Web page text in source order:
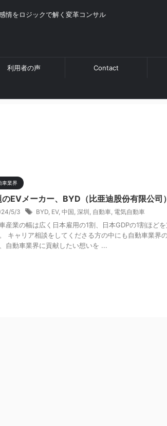
情をロジックで解く変革コンサル
利用者の声 Contact
車業界
のEVメーカー、BYD（比亜迪股份有限公司
5/3 BYD, EV, 中国, 深圳 , 自動車, 電気自動車
産業の幅は広く日本雇用の1割、日本GDPの1割ほど
キャリア相談をしてくださる方の中にも自動車業界
自動車業界に貢献したい想いを ...